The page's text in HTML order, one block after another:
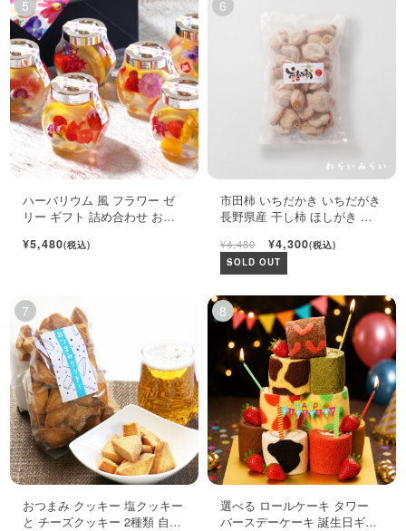
ハーバリウム 風 フラワー ゼ
リー ギフト 詰め合わせ おし
¥5,480(税込)
市田柿 いちだかき いちだがき
長野県産 干し柿 ほしがき い
¥4,480 ¥4,300(税込)
SOLD OUT
おつまみ クッキー 塩クッキー
と チーズクッキー 2種類 自宅
選べる ロールケーキ タワー
バースデーケーキ 誕生日ギフ